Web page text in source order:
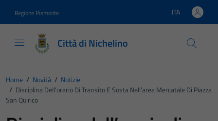
Regione Piemonte Lingua attiva:
ITA
Città di Nichelino
Home / Novità / Notizie
/ Disciplina Dell’orario Di Transito E Sosta Nell’area Mercatale Di Piazza
San Quirico